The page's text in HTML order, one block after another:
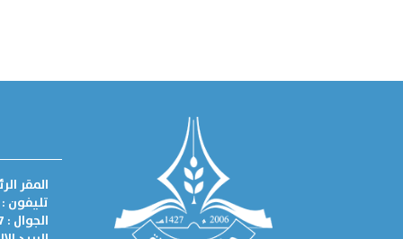
المقر
تليفون :
الجوال : 0595222367